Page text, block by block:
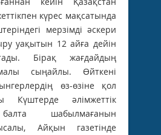
күрес мақсатында
мерзімді әскери
уақытын 12 айға дейін
Бірақ жағдайдың
сыңайлы. Өйткені
өз-өзіне қол
Күштерде әлімжеттік
шабылмағанын
Айқын газетінде